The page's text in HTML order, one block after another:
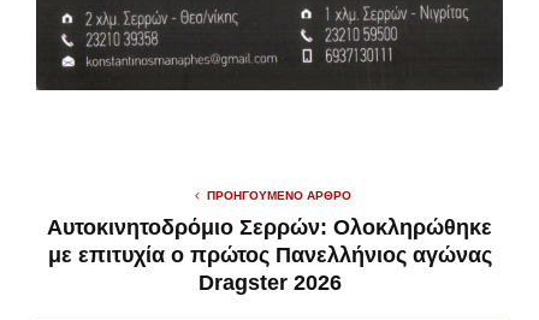
ΠΡΟΗΓΟΎΜΕΝΟ ΆΡΘΡΟ
Αυτοκινητοδρόμιο Σερρών: Ολοκληρώθηκε
με επιτυχία ο πρώτος Πανελλήνιος αγώνας
Dragster 2026